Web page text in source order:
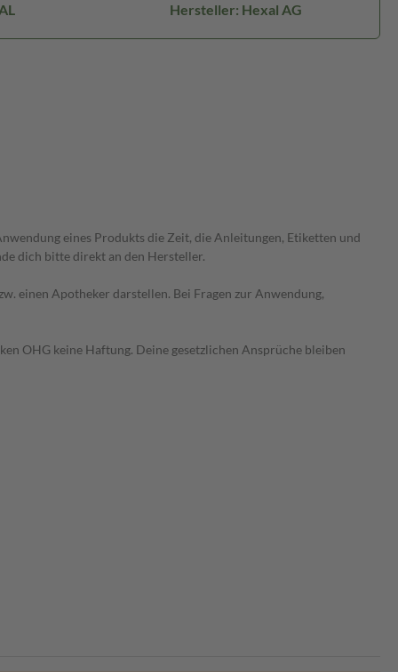
Hersteller: Hexal AG
eines Produkts die Zeit, die Anleitungen, Etiketten und
dich bitte direkt an den Hersteller.
einen Apotheker darstellen. Bei Fragen zur Anwendung,
OHG keine Haftung. Deine gesetzlichen Ansprüche bleiben